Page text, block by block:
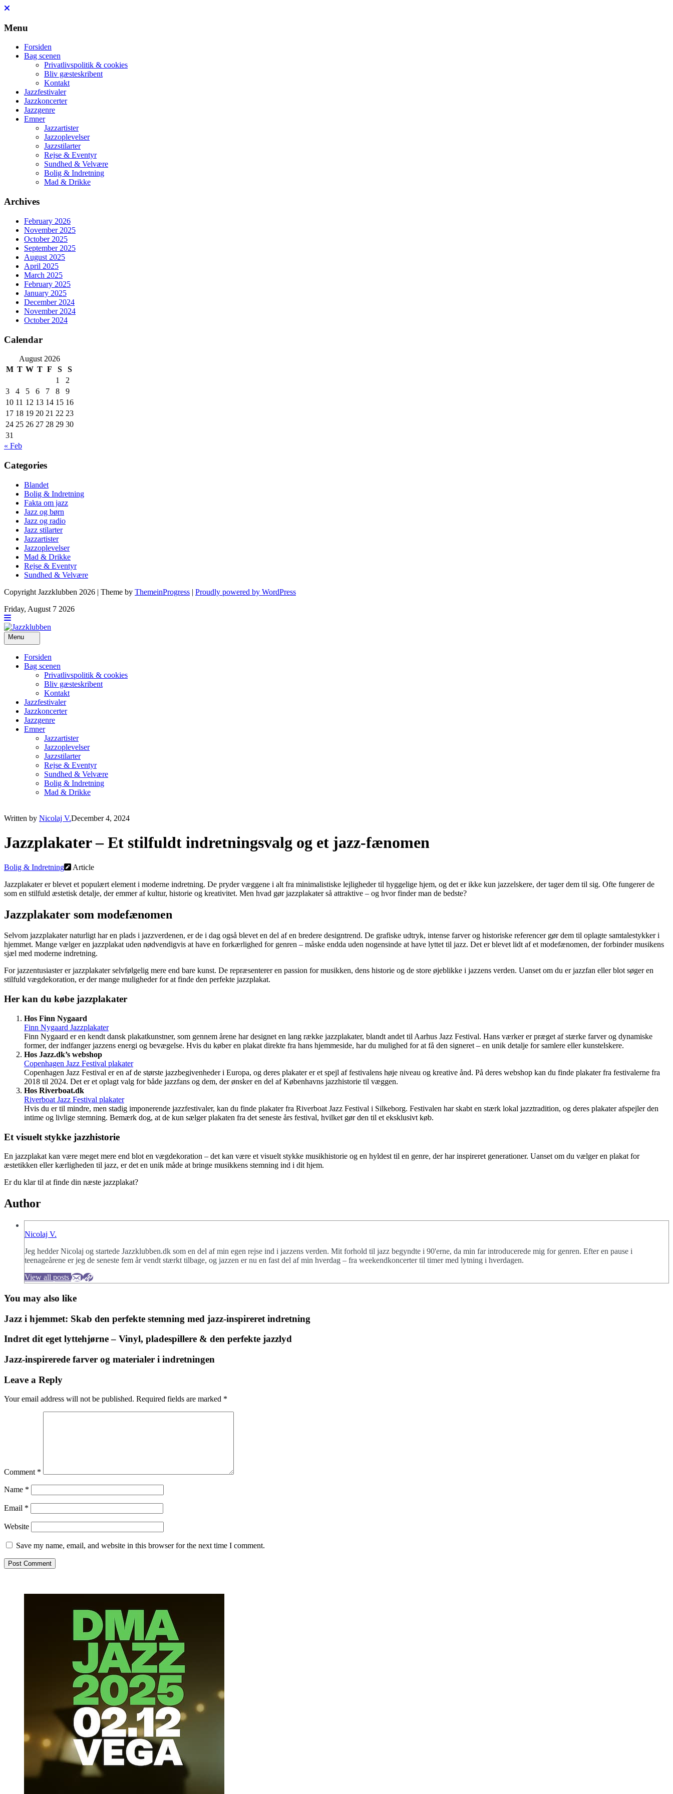
Skip
content
Menu
Forsiden
Bag scenen
Privatlivspolitik & cookies
Bliv gæsteskribent
Kontakt
Jazzfestivaler
Jazzkoncerter
Jazzgenre
Emner
Jazzartister
Jazzoplevelser
Jazzstilarter
Rejse & Eventyr
Sundhed & Velvære
Bolig & Indretning
Mad & Drikke
Archives
February 2026
November 2025
October 2025
September 2025
August 2025
April 2025
March 2025
February 2025
January 2025
December 2024
November 2024
October 2024
Calendar
August 2026
M T W T F S
S
1
2
3
4 5 6 7 8
9
10 11 12 13 14 15 16
17 18 19 20 21 22 23
24 25 26 27 28 29 30
31
« Feb
Categories
Blandet
Bolig & Indretning
Fakta om jazz
Jazz og børn
Jazz og radio
Jazz stilarter
Jazzartister
Jazzoplevelser
Mad & Drikke
Rejse & Eventyr
Sundhed & Velvære
Copyright Jazzklubben 2026 | Theme by ThemeinProgress | Proudly powered by WordPress
Friday, August 7 2026
Menu
Forsiden
Bag scenen
Privatlivspolitik & cookies
Bliv gæsteskribent
Kontakt
Jazzfestivaler
Jazzkoncerter
Jazzgenre
Emner
Jazzartister
Jazzoplevelser
Jazzstilarter
Rejse & Eventyr
Sundhed & Velvære
Bolig & Indretning
Mad & Drikke
Written by Nicolaj V.December 4, 2024
Jazzplakater – Et stilfuldt indretningsvalg og et jazz-fænomen
Bolig & Indretning
Article
Jazzplakater er blevet et populært element i moderne indretning. De pryder væggene i alt fra minimalistiske lejligheder til hyggelige hjem, og det er ikke kun jazzelskere, der tager dem til sig. Ofte fungerer de
som en stilfuld æstetisk detalje, der emmer af kultur, historie og kreativitet. Men hvad gør jazzplakater så attraktive – og hvor finder man de bedste?
Jazzplakater som modefænomen
Selvom jazzplakater naturligt har en plads i jazzverdenen, er de i dag også blevet en del af en bredere designtrend. De grafiske udtryk, intense farver og historiske referencer gør dem til oplagte samtalestykker i
hjemmet. Mange vælger en jazzplakat uden nødvendigvis at have en forkærlighed for genren – måske endda uden nogensinde at have lyttet til jazz. Det er blevet lidt af et modefænomen, der forbinder musikens
sjæl med moderne indretning.
For jazzentusiaster er jazzplakater selvfølgelig mere end bare kunst. De repræsenterer en passion for musikken, dens historie og de store øjeblikke i jazzens verden. Uanset om du er jazzfan eller blot søger en
stilfuld vægdekoration, er der mange muligheder for at finde den perfekte jazzplakat.
Her kan du købe jazzplakater
Hos Finn Nygaard
Finn Nygaard Jazzplakater
Finn Nygaard er en kendt dansk plakatkunstner, som gennem årene har designet en lang række jazzplakater, blandt andet til Aarhus Jazz Festival. Hans værker er præget af stærke farver og dynamiske
former, der indfanger jazzens energi og bevægelse. Hvis du køber en plakat direkte fra hans hjemmeside, har du mulighed for at få den signeret – en unik detalje for samlere eller kunstelskere.
Hos Jazz.dk’s webshop
Copenhagen Jazz Festival plakater
Copenhagen Jazz Festival er en af de største jazzbegivenheder i Europa, og deres plakater er et spejl af festivalens høje niveau og kreative ånd. På deres webshop kan du finde plakater fra festivalerne fra
2018 til 2024. Det er et oplagt valg for både jazzfans og dem, der ønsker en del af Københavns jazzhistorie til væggen.
Hos Riverboat.dk
Riverboat Jazz Festival plakater
Hvis du er til mindre, men stadig imponerende jazzfestivaler, kan du finde plakater fra Riverboat Jazz Festival i Silkeborg. Festivalen har skabt en stærk lokal jazztradition, og deres plakater afspejler den
intime og livlige stemning. Bemærk dog, at de kun sælger plakaten fra det seneste års festival, hvilket gør den til et eksklusivt køb.
Et visuelt stykke jazzhistorie
En jazzplakat kan være meget mere end blot en vægdekoration – det kan være et visuelt stykke musikhistorie og en hyldest til en genre, der har inspireret generationer. Uanset om du vælger en plakat for
æstetikken eller kærligheden til jazz, er det en unik måde at bringe musikkens stemning ind i dit hjem.
Er du klar til at finde din næste jazzplakat?
Author
Nicolaj V.
Jeg hedder Nicolaj og startede Jazzklubben.dk som en del af min egen rejse ind i jazzens verden. Mit forhold til jazz begyndte i 90'erne, da min far introducerede mig for genren. Efter en pause i
teenageårene er jeg de seneste fem år vendt stærkt tilbage, og jazzen er nu en fast del af min hverdag – fra weekendkoncerter til timer med lytning i hverdagen.
View all posts
You may also like
Jazz i hjemmet: Skab den perfekte stemning med jazz-inspireret indretning
Indret dit eget lyttehjørne – Vinyl, pladespillere & den perfekte jazzlyd
Jazz-inspirerede farver og materialer i indretningen
Leave a Reply
Your email address will not be published. Required fields are marked *
Comment *
Name *
Email *
Website
Save my name, email, and website in this browser for the next time I comment.